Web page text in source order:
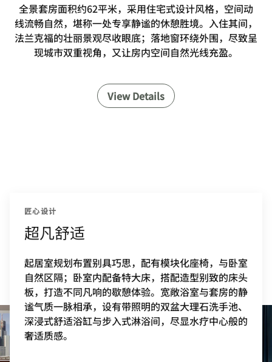
全景套房面积约62平米，采用住宅式设计风格，空间动
线流畅自然，堪称一处专享静谧的休憩胜境。入住其间，
法兰克福的壮丽景观尽收眼底；落地窗环绕外围，尽致呈
现城市双重视角，又让房内空间自然光线充盈。
View Details
匠心设计
超凡舒适
起居室规划布置别具巧思，配有模块化座椅，与卧室
自然区隔；卧室内配备特大床，搭配造型别致的床头
板，打造不同凡响的歇憩体验。宽敞浴室与套房的静
谧气质一脉相承，设有带照明的双盆大理石洗手池、
深浸式舒适浴缸与步入式淋浴间，尽显水疗中心般的
奢适质感。